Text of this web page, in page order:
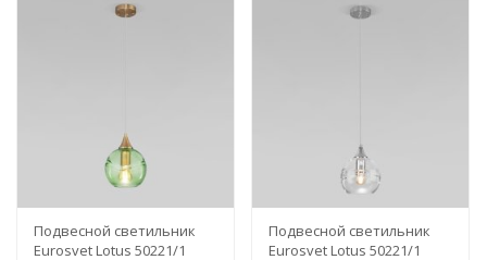
Подвесной светильник
Eurosvet Lotus 50221/1
Подвесной светильник
Eurosvet Lotus 50221/1